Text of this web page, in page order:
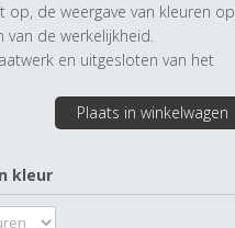
op, de weergave van kleuren op
van de werkelijkheid.
en uitgesloten van het
Plaats in winkelwagen
kleur